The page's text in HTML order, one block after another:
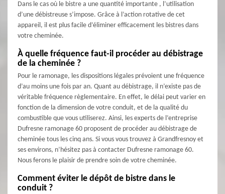
Dans le cas où le bistre a une quantité importante , l’utilisation
d’une débistreuse s’impose. Grâce à l’action rotative de cet
appareil, il est plus facile d’éliminer efficacement les bistres dans
votre cheminée.
À quelle fréquence faut-il procéder au débistrage
de la cheminée ?
Pour le ramonage, les dispositions légales prévoient une fréquence
d’au moins une fois par an. Quant au débistrage, il n’existe pas de
véritable fréquence règlementaire. En effet, le délai peut varier en
fonction de la dimension de votre conduit, et de la qualité du
combustible que vous utiliserez. Ainsi, les experts de l’entreprise
Dufresne ramonage 60 proposent de procéder au débistrage de
cheminée tous les cinq ans. Si vous vous trouvez à Grandfresnoy et
ses environs, n’hésitez pas à contacter Dufresne ramonage 60.
Nous ferons le plaisir de prendre soin de votre cheminée.
Comment éviter le dépôt de bistre dans le
conduit ?